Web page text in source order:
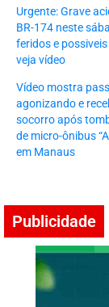
Urgente: Grave
BR-174 neste
feridos e
veja vídeo
Vídeo mostra
agonizando e
socorro após
de micro-ônibus
em Manaus
Publicidade